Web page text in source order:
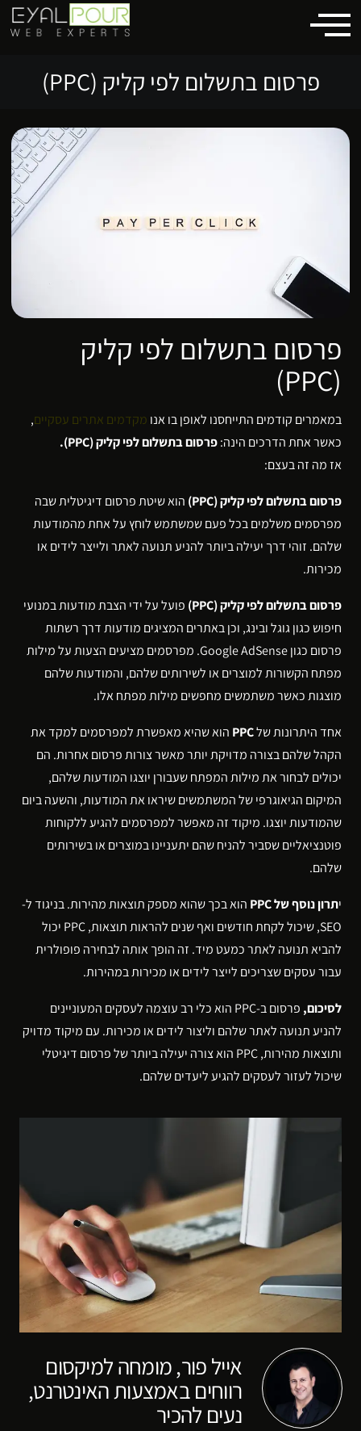
לתוכן
פרסום בתשלום לפי קליק (PPC)
פרסום בתשלום לפי קליק
(PPC)
במאמרים קודמים התייחסנו לאופן בו אנו מקדמים אתרים עסקיים,
כאשר אחת הדרכים הינה:פרסום בתשלום לפי קליק (PPC).
אז מה זה בעצם:
פרסום בתשלום לפי קליק (PPC)
הוא שיטת פרסום דיגיטלית שבה
מפרסמים משלמים בכל פעם שמשתמש לוחץ על אחת מהמודעות
שלהם. זוהי דרך יעילה ביותר להניע תנועה לאתר ולייצר לידים או
מכירות.
פרסום בתשלום לפי קליק (PPC)
פועל על ידי הצבת מודעות במנועי
חיפוש כגון גוגל ובינג, וכן באתרים המציגים מודעות דרך רשתות
פרסום כגון Google AdSense. מפרסמים מציעים הצעות על מילות
מפתח הקשורות למוצרים או לשירותים שלהם, והמודעות שלהם
מוצגות כאשר משתמשים מחפשים מילות מפתח אלו.
אחד היתרונות שלPPC הוא שהיא מאפשרת למפרסמים למקד את
הקהל שלהם בצורה מדויקת יותר מאשר צורות פרסום אחרות. הם
יכולים לבחור את מילות המפתח שעבורן יוצגו המודעות שלהם,
המיקום הגיאוגרפי של המשתמשים שיראו את המודעות, והשעה ביום
שהמודעות יוצגו. מיקוד זה מאפשר למפרסמים להגיע ללקוחות
פוטנציאליים שסביר להניח שהם יתעניינו במוצרים או בשירותים
שלהם.
יתרון נוסף של PPC
הוא בכך שהוא מספק תוצאות מהירות. בניגוד ל-
SEO, שיכול לקחת חודשים ואף שנים להראות תוצאות, PPC יכול
להביא תנועה לאתר כמעט מיד. זה הופך אותה לבחירה פופולרית
עבור עסקים שצריכים לייצר לידים או מכירות במהירות.
לסיכום,
פרסום ב-PPC הוא כלי רב עוצמה לעסקים המעוניינים
להניע תנועה לאתר שלהם וליצור לידים או מכירות. עם מיקוד מדויק
ותוצאות מהירות, PPC הוא צורה יעילה ביותר של פרסום דיגיטלי
שיכול לעזור לעסקים להגיע ליעדים שלהם.
אייל פור, מומחה למיקסום
רווחים באמצעות האינטרנט,
נעים להכיר